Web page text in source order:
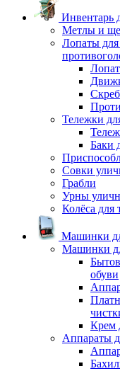
Инвентарь
Метлы и
Лопаты
Тележки
Баки
Совки
Грабли
Урны
Колёса для
Машинки
Машинки
обуви
Крем
Аппараты